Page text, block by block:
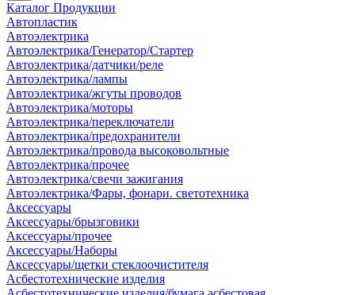
Каталог Продукции
Автопластик
Автоэлектрика
Автоэлектрика/Генератор/Стартер
Автоэлектрика/датчики/реле
Автоэлектрика/лампы
Автоэлектрика/жгуты проводов
Автоэлектрика/моторы
Автоэлектрика/переключатели
Автоэлектрика/предохранители
Автоэлектрика/провода высоковольтные
Автоэлектрика/прочее
Автоэлектрика/свечи зажигания
Автоэлектрика/Фары, фонари. светотехника
Аксессуары
Аксессуары/брызговики
Аксессуары/прочее
Аксессуары/Наборы
Аксессуары/щетки стеклоочистителя
Асбестотехнические изделия